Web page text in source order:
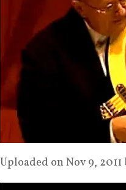
Uploaded on Nov 9,